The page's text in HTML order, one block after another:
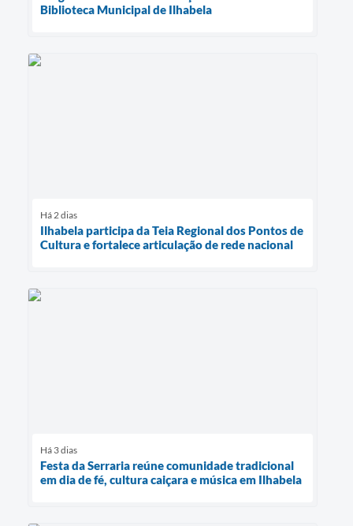
Biblioteca Municipal de Ilhabela
Há 2 dias
Ilhabela participa da Teia Regional dos Pontos de
Cultura e fortalece articulação de rede nacional
Há 3 dias
Festa da Serraria reúne comunidade tradicional
em dia de fé, cultura caiçara e música em Ilhabela